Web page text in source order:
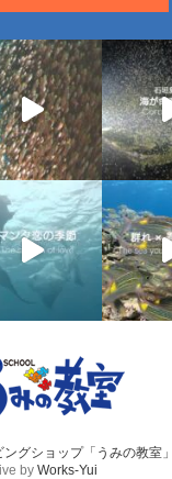
グショップ「うみの教室
by Works-Yui